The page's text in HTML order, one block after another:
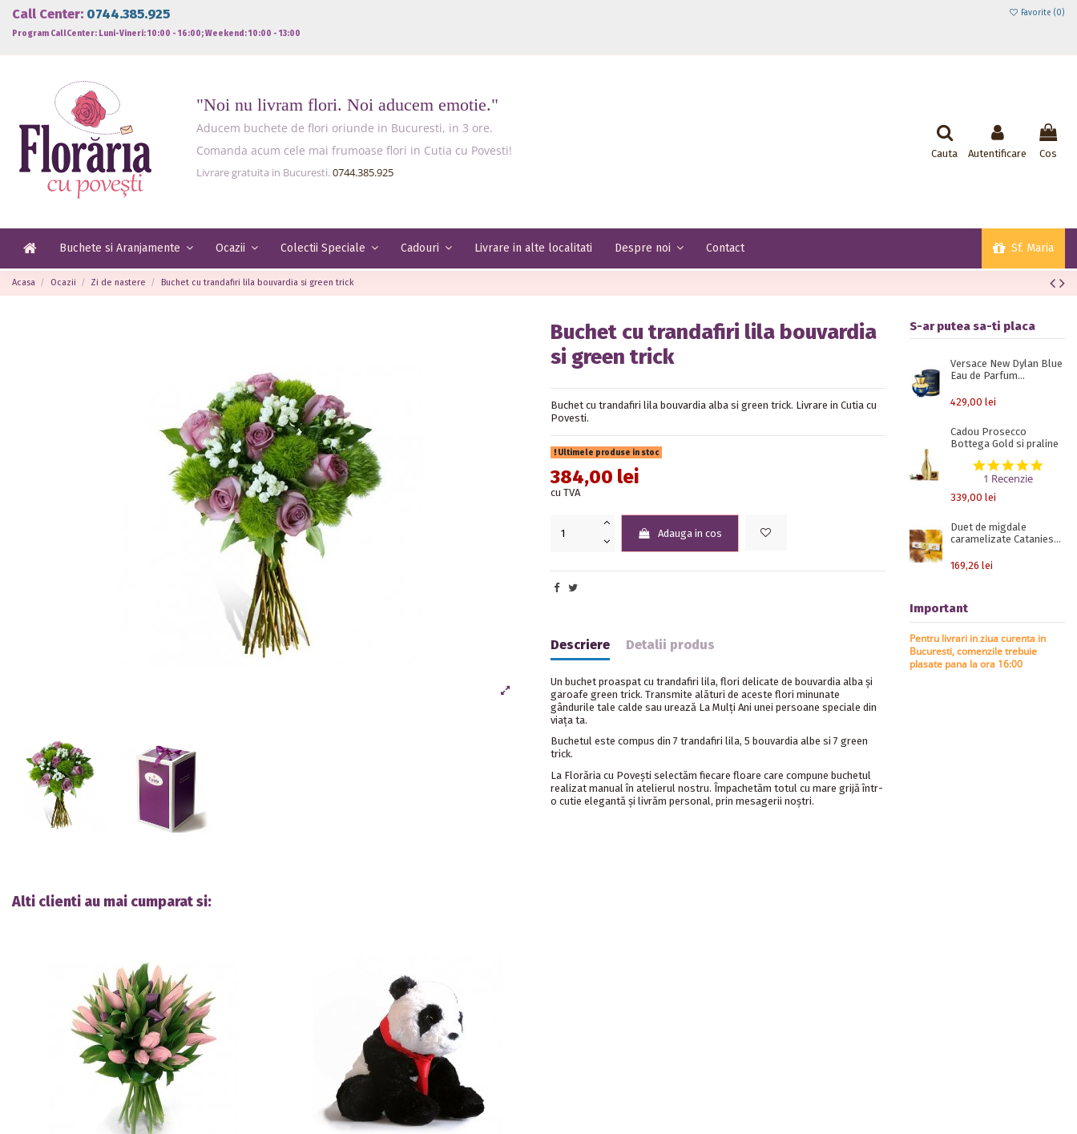
Call Center: 0744.385.925
Program CallCenter: Luni-Vineri: 10:00 - 16:00; Weekend: 10:00 - 13:00
Favorite (0)
"Noi nu livram flori. Noi aducem emotie."
Aducem buchete de flori oriunde in Bucuresti, in 3 ore.
Comanda acum cele mai frumoase flori in Cutia cu Povesti!
Livrare gratuita in Bucuresti. 0744.385.925
Cauta Autentificare Cos
Buchete si Aranjamente Ocazii Colectii Speciale Cadouri Livrare in alte localitati Despre noi Contact Sf. Maria
Acasa Ocazii Zi de nastere Buchet cu trandafiri lila bouvardia si green trick
Buchet cu trandafiri lila bouvardia
si green trick
Buchet cu trandafiri lila bouvardia alba si green trick. Livrare in Cutia cu
Povesti.
Ultimele produse in stoc
384,00 lei
cu TVA
Adauga in cos
Descriere Detalii produs
Un buchet proaspat cu trandafiri lila, flori delicate de bouvardia alba și
garoafe green trick. Transmite alături de aceste flori minunate
gândurile tale calde sau urează La Mulți Ani unei persoane speciale din
viața ta.
Buchetul este compus din 7 trandafiri lila, 5 bouvardia albe si 7 green
trick.
La Florăria cu Povești selectăm fiecare floare care compune buchetul
realizat manual în atelierul nostru. Împachetăm totul cu mare grijă într-
o cutie elegantă și livrăm personal, prin mesagerii noștri.
S-ar putea sa-ti placa
Versace New Dylan Blue
Eau de Parfum...
429,00 lei
Cadou Prosecco
Bottega Gold si praline
5.0
1 Recenzie
339,00 lei
Duet de migdale
caramelizate Catanies...
169,26 lei
Important
Pentru livrari in ziua curenta in
Bucuresti, comenzile trebuie
plasate pana la ora 16:00
Alti clienti au mai cumparat si: